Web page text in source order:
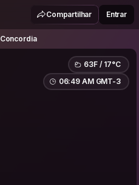
Concordia
Compartilhar Entrar
Concordia
63F / 17°C
06:49 AM GMT-3